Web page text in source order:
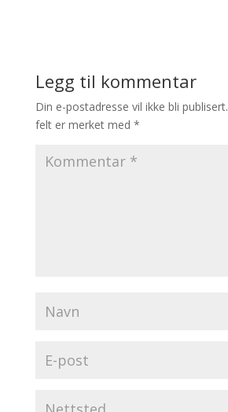
Legg til kommentar
Din e-postadresse vil ikke bli publisert.
felt er merket med *